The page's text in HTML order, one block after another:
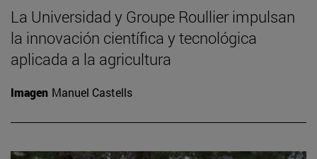
La Universidad y Groupe Roullier impulsan
la innovación científica y tecnológica
aplicada a la agricultura
Imagen Manuel Castells